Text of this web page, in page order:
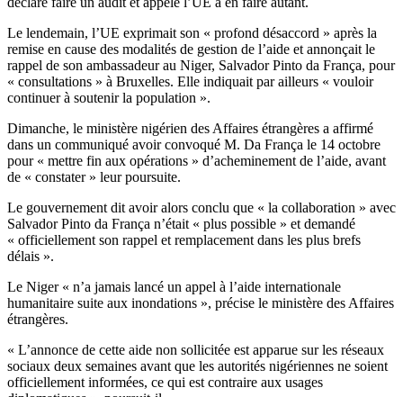
Le lendemain, l’UE exprimait son « profond désaccord » après la
remise en cause des modalités de gestion de l’aide et annonçait le
rappel de son ambassadeur au Niger, Salvador Pinto da França, pour
« consultations » à Bruxelles. Elle indiquait par ailleurs « vouloir
continuer à soutenir la population ».
Dimanche, le ministère nigérien des Affaires étrangères a affirmé
dans un communiqué avoir convoqué M. Da França le 14 octobre
pour « mettre fin aux opérations » d’acheminement de l’aide, avant
de « constater » leur poursuite.
Le gouvernement dit avoir alors conclu que « la collaboration » avec
Salvador Pinto da França n’était « plus possible » et demandé
« officiellement son rappel et remplacement dans les plus brefs
délais ».
Le Niger « n’a jamais lancé un appel à l’aide internationale
humanitaire suite aux inondations », précise le ministère des Affaires
étrangères.
« L’annonce de cette aide non sollicitée est apparue sur les réseaux
sociaux deux semaines avant que les autorités nigériennes ne soient
officiellement informées, ce qui est contraire aux usages